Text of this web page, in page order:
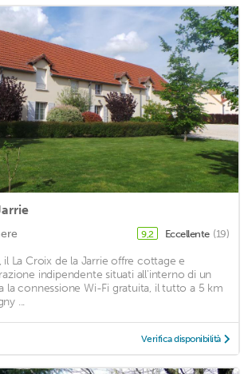
9,2 Eccellente (19)
il La Croix de la Jarrie offre cottage e
indipendente situati all'interno di un
la connessione Wi-Fi gratuita, il tutto a 5 km
...
Verifica disponibilità